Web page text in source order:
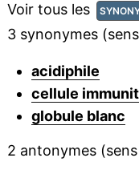
Voir tous les
3 synonymes
acidiphile
cellule
globule blanc
2 antonymes